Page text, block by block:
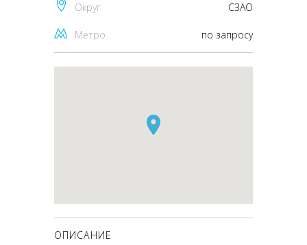
Округ CЗАО
Метро по запросу
ОПИСАНИЕ